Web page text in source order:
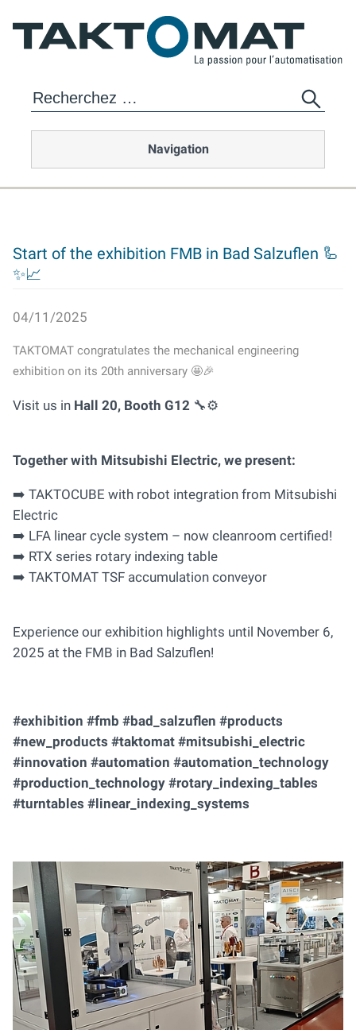
Navigation
Start of the exhibition FMB in Bad Salzuflen 🦾
✨📈
04/11/2025
TAKTOMAT congratulates the mechanical engineering
exhibition on its 20th anniversary 🤩🎉
Visit us in Hall 20, Booth G12 🔧⚙️
Together with Mitsubishi Electric, we present:
➡️ TAKTOCUBE with robot integration from Mitsubishi
Electric
➡️ LFA linear cycle system – now cleanroom certified!
➡️ RTX series rotary indexing table
➡️ TAKTOMAT TSF accumulation conveyor
Experience our exhibition highlights until November 6,
2025 at the FMB in Bad Salzuflen!
#exhibition #fmb #bad_salzuflen #products
#new_products #taktomat #mitsubishi_electric
#innovation #automation #automation_technology
#production_technology #rotary_indexing_tables
#turntables #linear_indexing_systems